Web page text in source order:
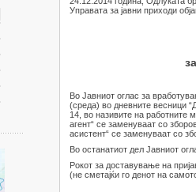
Управата за јавни приходи
Во Јавниот оглас за
(среда) во дневните весници
14, во називите на работните
агент“ се заменуваат со
асистент“ се заменуваат со
Во останатиот дел Јавниот
Рокот за доставување на
(не сметајќи го денот на